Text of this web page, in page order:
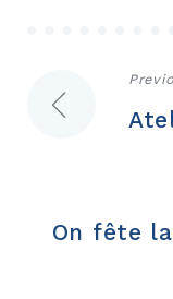
Navigation
On fête